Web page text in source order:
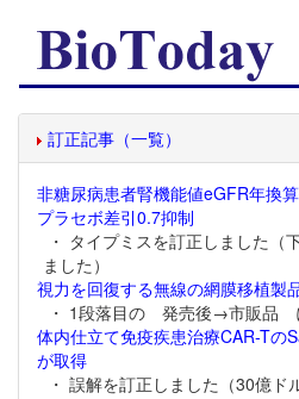
訂正記事（一覧）
非糖尿病患者腎機能値eGFR年換
プラセボ差引0.7抑制
・ タイプミスを訂正しました
ました）
視力を回復する無線の網膜移植製
・ 1段落目の 発売後→市販品
体内仕立て免疫疾患治療CAR-Tの
が取得
・ 誤解を訂正しました（30億ド